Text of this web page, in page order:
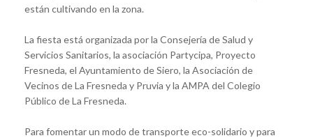
están cultivando en la zona.
La fiesta está organizada por la Consejería de Salud y
Servicios Sanitarios, la asociación Partycipa, Proyecto
Fresneda, el Ayuntamiento de Siero, la Asociación de
Vecinos de La Fresneda y Pruvia y la AMPA del Colegio
Público de La Fresneda.
Para fomentar un modo de transporte eco-solidario y para